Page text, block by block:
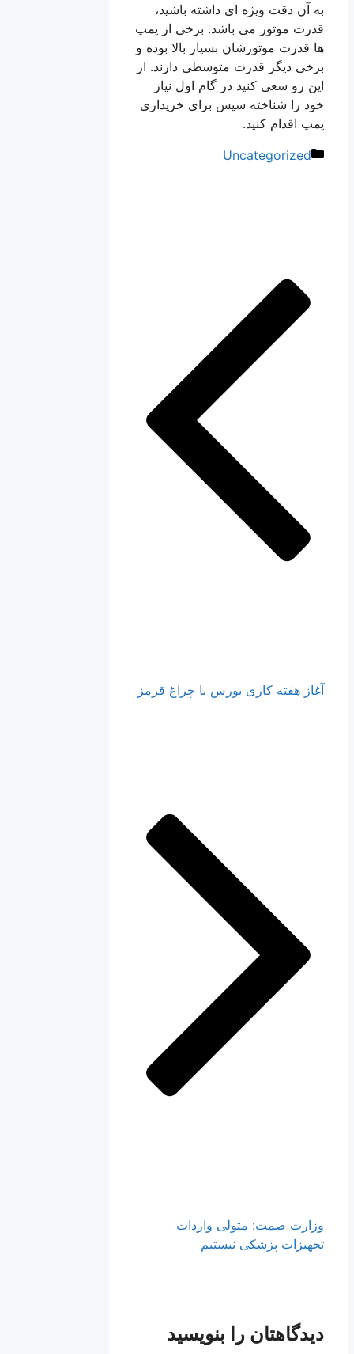
به آن دقت ویژه ای داشته باشید،
قدرت موتور می باشد. برخی از پمپ
ها قدرت موتورشان بسیار بالا بوده و
برخی دیگر قدرت متوسطی دارند. از
این رو سعی کنید در گام اول نیاز
خود را شناخته سپس برای خریداری
پمپ اقدام کنید.
دسته‌ها
Uncategorized
آغاز هفته کاری بورس با چراغ قرمز
وزارت صمت: متولی واردات
تجهیزات پزشکی نیستیم
دیدگاهتان را بنویسید